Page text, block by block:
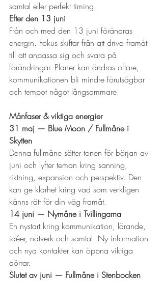
samtal eller perfekt timing.
Efter den 13 juni
Från och med den 13 juni förändras
energin. Fokus skiftar från att driva framåt
till att anpassa sig och svara på
förändringar. Planer kan ändras oftare,
kommunikationen bli mindre förutsägbar
och tempot något långsammare.
Månfaser & viktiga energier
31 maj — Blue Moon / Fullmåne i
Skytten
Denna fullmåne sätter tonen för början av
juni och lyfter teman kring sanning,
riktning, expansion och perspektiv. Den
kan ge klarhet kring vad som verkligen
känns rätt för din väg framåt.
14 juni — Nymåne i Tvillingarna
En nystart kring kommunikation, lärande,
idéer, nätverk och samtal. Ny information
och nya kontakter kan öppna viktiga
dörrar.
Slutet av juni — Fullmåne i Stenbocken